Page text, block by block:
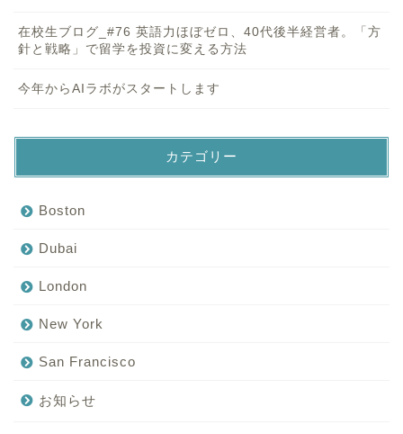
在校生ブログ_#76 英語力ほぼゼロ、40代後半経営者。「方
針と戦略」で留学を投資に変える方法
今年からAIラボがスタートします
カテゴリー
Boston
Dubai
London
New York
San Francisco
お知らせ